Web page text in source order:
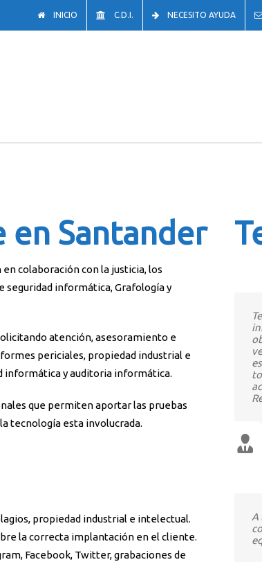
INICIO C.D.I. NECESITO AYUDA
en Santander
colaboración con la justicia, los
seguridad informática, Grafología y
atención, asesoramiento e
periciales, propiedad industrial e
informática y auditoria informática.
que permiten aportar las pruebas
tecnología esta involucrada.
propiedad industrial e intelectual.
la correcta implantación en el cliente.
Facebook, Twitter, grabaciones de
A